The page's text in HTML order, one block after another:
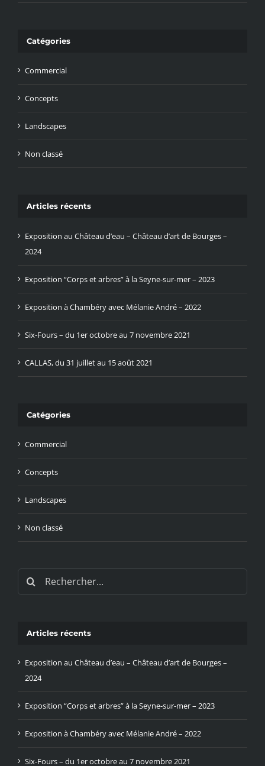
Catégories
Commercial
Concepts
Landscapes
Non classé
Articles récents
Exposition au Château d’eau – Château d’art de Bourges –
2024
Exposition “Corps et arbres” à la Seyne-sur-mer – 2023
Exposition à Chambéry avec Mélanie André – 2022
Six-Fours – du 1er octobre au 7 novembre 2021
CALLAS, du 31 juillet au 15 août 2021
Catégories
Commercial
Concepts
Landscapes
Non classé
Rechercher:
Articles récents
Exposition au Château d’eau – Château d’art de Bourges –
2024
Exposition “Corps et arbres” à la Seyne-sur-mer – 2023
Exposition à Chambéry avec Mélanie André – 2022
Six-Fours – du 1er octobre au 7 novembre 2021